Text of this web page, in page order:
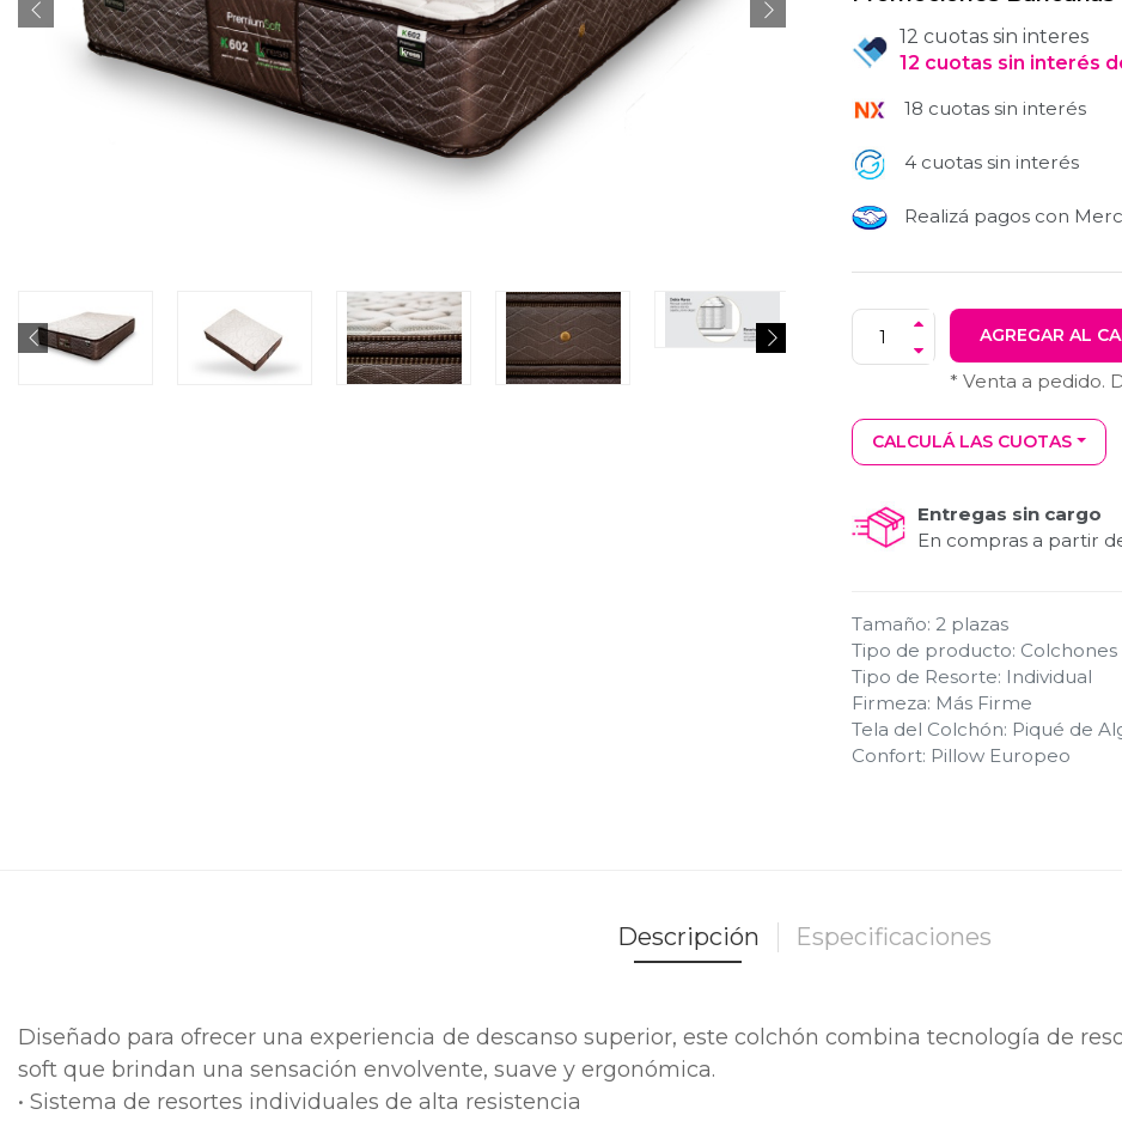
12 cuotas sin interes
12 cuotas sin interés
18 cuotas sin interés
4 cuotas sin interés
Realizá pagos con
AGREGAR AL
* Venta a pedido.
CALCULÁ LAS CUOTAS
Entregas sin cargo
En compras a partir
Tamaño: 2 plazas
Tipo de producto: Colchones
Tipo de Resorte: Individual
Firmeza: Más Firme
Tela del Colchón: Piqué de
Confort: Pillow Europeo
Descripción Especificaciones
Diseñado para ofrecer una experiencia de descanso superior, este colchón combina tecnología de
soft que brindan una sensación envolvente, suave y ergonómica.
• Sistema de resortes individuales de alta resistencia